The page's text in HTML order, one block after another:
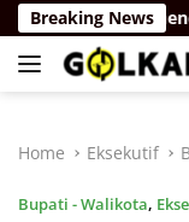
Skip
to
content
Breaking News
Wamendag
Home Eksekutif
Bupati - Walikota,